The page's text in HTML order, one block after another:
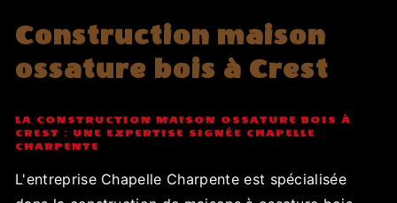
Construction maison
ossature bois à Crest
LA CONSTRUCTION MAISON OSSATURE BOIS À
CREST : UNE EXPERTISE SIGNÉE CHAPELLE
CHARPENTE
L'entreprise Chapelle Charpente est spécialisée